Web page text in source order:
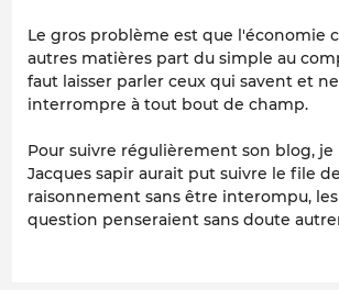
Le gros problème est que l'économie
autres matières part du simple au
faut laisser parler ceux qui savent et
interrompre à tout bout de champ.
Pour suivre régulièrement son blog, je
Jacques sapir aurait put suivre le file
raisonnement sans être interompu, les
question penseraient sans doute